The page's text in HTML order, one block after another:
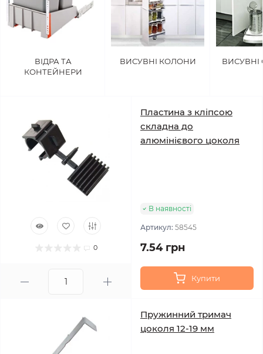
ВІДРА ТА
КОНТЕЙНЕРИ
ВИСУВНІ КОЛОНИ
0
Пластина з кліпсою
складна до
алюмінієвого цоколя
В наявності
Артикул: 58545
7.54 грн
Купити
Пружинний тримач
цоколя 12-19 мм